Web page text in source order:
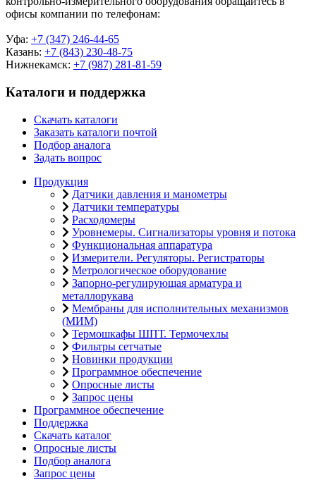
офисы компании по телефонам:
Уфа: +7 (347) 246-44-65
Казань: +7 (843) 230-48-75
Нижнекамск: +7 (987) 281-81-59
Каталоги и поддержка
Скачать каталоги
Заказать каталоги почтой
Подбор аналога
Задать вопрос
Продукция
Датчики давления и манометры
Датчики температуры
Расходомеры
Уровнемеры. Сигнализаторы уровня и потока
Функциональная аппаратура
Измерители. Регуляторы. Регистраторы
Метрологическое оборудование
Запорно-регулирующая арматура и
металлорукава
Мембраны для исполнительных механизмов
(МИМ)
Термошкафы ШПТ. Термочехлы
Фильтры сетчатые
Новинки продукции
Программное обеспечение
Опросные листы
Запрос цены
Программное обеспечение
Поддержка
Скачать каталог
Опросные листы
Подбор аналога
Запрос цены